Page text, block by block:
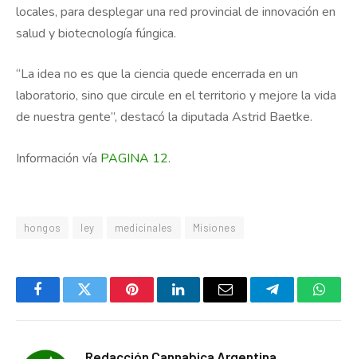
locales, para desplegar una red provincial de innovación en
salud y biotecnología fúngica.
“La idea no es que la ciencia quede encerrada en un
laboratorio, sino que circule en el territorio y mejore la vida
de nuestra gente”, destacó la diputada Astrid Baetke.
Información vía PAGINA 12.
hongos ley medicinales Misiones
FacebookTwitter PinterestLinkedInEmail Telegram